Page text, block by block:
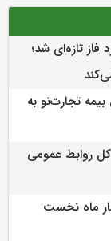
فاز تازه‌ای شد؛
تومانی بیمه تجارت‌نو به
روابط عمومی
ماه نخست